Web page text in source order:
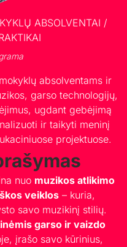
ABSOLVENTAI /
absolventams ir
garso technologijų,
ugdant gebėjimą
ir taikyti meninį
projektuose.
nuo muzikos atlikimo
veiklos – kuria,
savo muzikinį stilių.
garso ir vaizdo
įrašo savo kūrinius,